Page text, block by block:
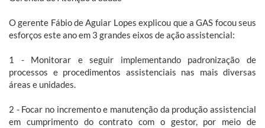
O gerente Fábio de Aguiar Lopes explicou que a GAS focou seus
esforços este ano em 3 grandes eixos de ação assistencial:
1 - Monitorar e seguir implementando padronização de
processos e procedimentos assistenciais nas mais diversas
áreas e unidades.
2 - Focar no incremento e manutenção da produção assistencial
em cumprimento do contrato com o gestor, por meio de